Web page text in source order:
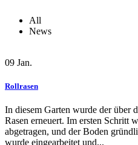
All
News
09 Jan.
Rollrasen
In diesem Garten wurde der über
Rasen erneuert. Im ersten Schritt
abgetragen, und der Boden
wurde eingearbeitet und...